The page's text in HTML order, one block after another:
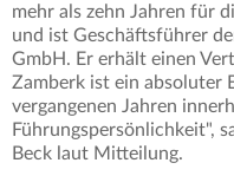
mehr als zehn Jahren für
und ist Geschäftsführer
GmbH. Er erhält einen
Zamberk ist ein absoluter
vergangenen Jahren
Führungspersönlichkeit",
Beck laut Mitteilung.